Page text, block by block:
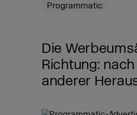
Programmatic
Die
Richtung:
anderer